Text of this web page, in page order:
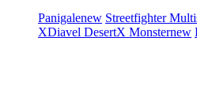
Panigalenew Streetfighter
XDiavel DesertX Monsternew